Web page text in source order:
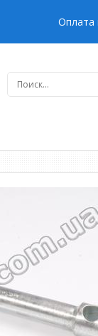
Оплата